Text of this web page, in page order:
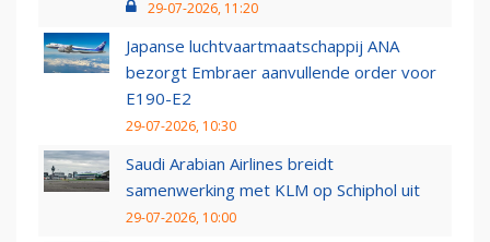
29-07-2026, 11:20
Japanse luchtvaartmaatschappij ANA
bezorgt Embraer aanvullende order voor
E190-E2
29-07-2026, 10:30
Saudi Arabian Airlines breidt
samenwerking met KLM op Schiphol uit
29-07-2026, 10:00